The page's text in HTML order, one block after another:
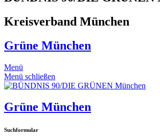
Kreisverband München
Grüne München
Menü
Menü schließen
Grüne München
Suchformular